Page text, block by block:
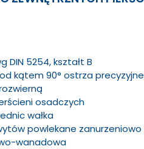
DIN 5254, kształt B
kątem 90° ostrza precyzyjne
osadczych
wałka
powlekane zanurzeniowo
wanadowa